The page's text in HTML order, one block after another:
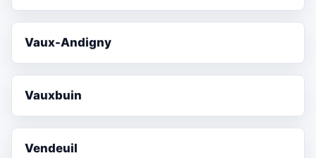
Vaux-Andigny
Vauxbuin
Vendeuil